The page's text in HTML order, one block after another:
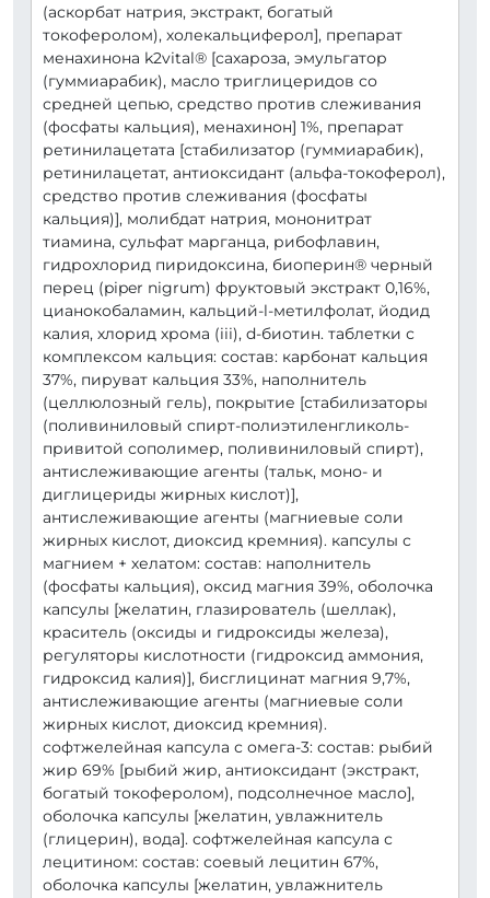
(аскорбат натрия, экстракт, богатый
токоферолом), холекальциферол], препарат
менахинона k2vital® [сахароза, эмульгатор
(гуммиарабик), масло триглицеридов со
средней цепью, средство против слеживания
(фосфаты кальция), менахинон] 1%, препарат
ретинилацетата [стабилизатор (гуммиарабик),
ретинилацетат, антиоксидант (альфа-токоферол),
средство против слеживания (фосфаты
кальция)], молибдат натрия, мононитрат
тиамина, сульфат марганца, рибофлавин,
гидрохлорид пиридоксина, биоперин® черный
перец (piper nigrum) фруктовый экстракт 0,16%,
цианокобаламин, кальций-l-метилфолат, йодид
калия, хлорид хрома (iii), d-биотин. таблетки с
комплексом кальция: состав: карбонат кальция
37%, пируват кальция 33%, наполнитель
(целлюлозный гель), покрытие [стабилизаторы
(поливиниловый спирт-полиэтиленгликоль-
привитой сополимер, поливиниловый спирт),
антислеживающие агенты (тальк, моно- и
диглицериды жирных кислот)],
антислеживающие агенты (магниевые соли
жирных кислот, диоксид кремния). капсулы с
магнием + хелатом: состав: наполнитель
(фосфаты кальция), оксид магния 39%, оболочка
капсулы [желатин, глазирователь (шеллак),
краситель (оксиды и гидроксиды железа),
регуляторы кислотности (гидроксид аммония,
гидроксид калия)], бисглицинат магния 9,7%,
антислеживающие агенты (магниевые соли
жирных кислот, диоксид кремния).
софтжелейная капсула с омега-3: состав: рыбий
жир 69% [рыбий жир, антиоксидант (экстракт,
богатый токоферолом), подсолнечное масло],
оболочка капсулы [желатин, увлажнитель
(глицерин), вода]. софтжелейная капсула с
лецитином: состав: соевый лецитин 67%,
оболочка капсулы [желатин, увлажнитель